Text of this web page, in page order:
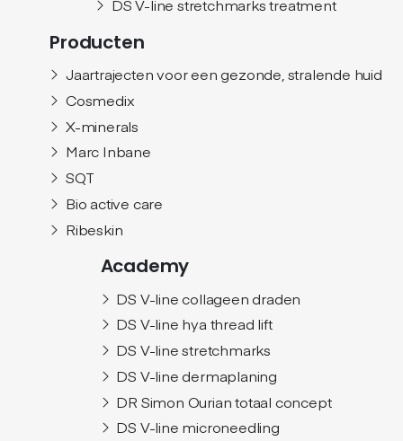
DS V-line stretchmarks treatment
Producten
Jaartrajecten voor een gezonde, stralende huid
Cosmedix
X-minerals
Marc Inbane
SQT
Bio active care
Ribeskin
Academy
DS V-line collageen draden
DS V-line hya thread lift
DS V-line stretchmarks
DS V-line dermaplaning
DR Simon Ourian totaal concept
DS V-line microneedling